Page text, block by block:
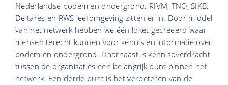
Nederlandse bodem en ondergrond. RIVM, TNO, SIKB,
Deltares en RWS leefomgeving zitten er in. Door middel
van het netwerk hebben we één loket gecreëerd waar
mensen terecht kunnen voor kennis en informatie over
bodem en ondergrond. Daarnaast is kennisoverdracht
tussen de organisaties een belangrijk punt binnen het
netwerk. Een derde punt is het verbeteren van de